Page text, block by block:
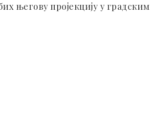
његову пројекцију у